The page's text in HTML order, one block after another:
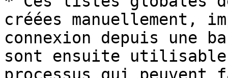
créées manuellement,
connexion depuis une
sont ensuite